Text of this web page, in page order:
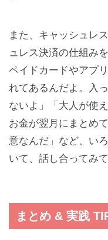
また、キャッシュレ
ュレス決済の仕組み
ペイドカードやアプ
れてあるんだよ。入
ないよ」「大人が使
お金が翌月にまとめ
意なんだ」など、い
いて、話し合ってみ
まとめ & 実践